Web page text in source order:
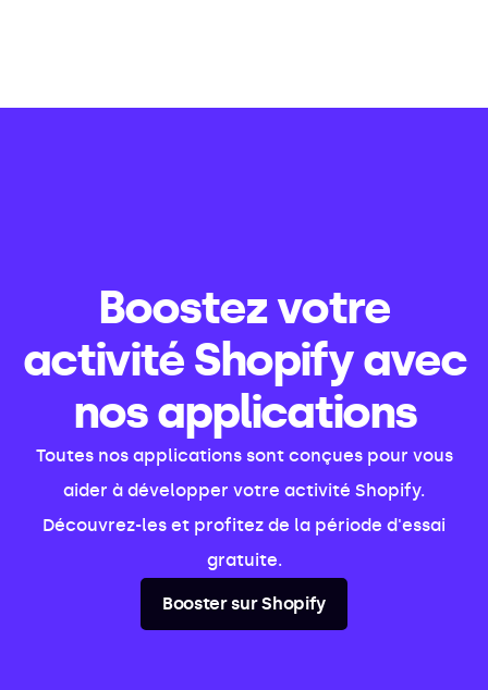
Boostez votre
activité Shopify avec
nos applications
Toutes nos applications sont conçues pour vous
aider à développer votre activité Shopify.
Découvrez-les et profitez de la période d'essai
gratuite.
Booster sur Shopify